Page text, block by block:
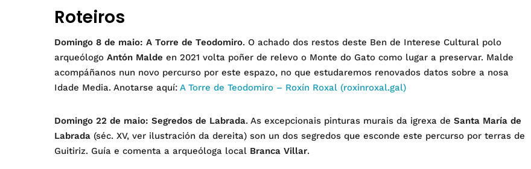
Roteiros
Domingo 8 de maio: A Torre de Teodomiro. O achado dos restos deste Ben de Interese Cultural polo
arqueólogo Antón Malde en 2021 volta poñer de relevo o Monte do Gato como lugar a preservar. Malde
acompáñanos nun novo percurso por este espazo, no que estudaremos renovados datos sobre a nosa
Idade Media. Anotarse aquí: A Torre de Teodomiro – Roxín Roxal (roxinroxal.gal)
Domingo 22 de maio: Segredos de Labrada. As excepcionais pinturas murais da igrexa de Santa María de
Labrada (séc. XV, ver ilustración da dereita) son un dos segredos que esconde este percurso por terras de
Guitiriz. Guía e comenta a arqueóloga local Branca Villar.